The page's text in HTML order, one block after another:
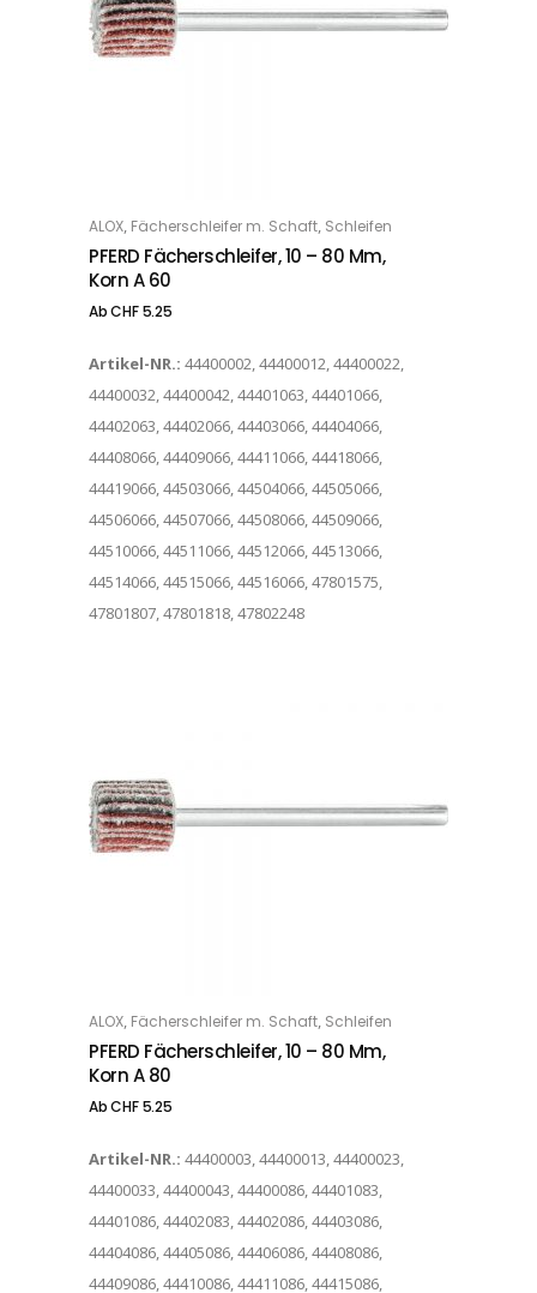
OPTIONS
ALOX, Fächerschleifer m. Schaft, Schleifen
PFERD Fächerschleifer, 10 – 80 Mm,
Korn A 60
AbCHF5.25
Artikel-NR.: 44400002, 44400012, 44400022,
44400032, 44400042, 44401063, 44401066,
44402063, 44402066, 44403066, 44404066,
44408066, 44409066, 44411066, 44418066,
44419066, 44503066, 44504066, 44505066,
44506066, 44507066, 44508066, 44509066,
44510066, 44511066, 44512066, 44513066,
44514066, 44515066, 44516066, 47801575,
47801807, 47801818, 47802248
OPTIONS
ALOX, Fächerschleifer m. Schaft, Schleifen
PFERD Fächerschleifer, 10 – 80 Mm,
Korn A 80
AbCHF5.25
Artikel-NR.: 44400003, 44400013, 44400023,
44400033, 44400043, 44400086, 44401083,
44401086, 44402083, 44402086, 44403086,
44404086, 44405086, 44406086, 44408086,
44409086, 44410086, 44411086, 44415086,